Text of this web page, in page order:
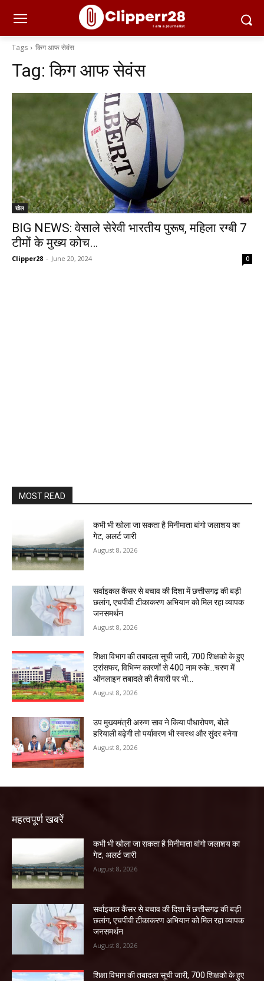
Tags किग आफ सेवंस
Tag:किग आफ सेवंस
खेल
BIG NEWS: वेसाले सेरेवी भारतीय पुरूष, महिला रग्बी 7
टीमों के मुख्य कोच…
Clipper28 - June 20, 2024 0
MOST READ
कभी भी खोला जा सकता है मिनीमाता बांगो जलाशय का
गेट, अलर्ट जारी
August 8, 2026
सर्वाइकल कैंसर से बचाव की दिशा में छत्तीसगढ़ की बड़ी
छलांग, एचपीवी टीकाकरण अभियान को मिल रहा व्यापक
जनसमर्थन
August 8, 2026
शिक्षा विभाग की तबादला सूची जारी, 700 शिक्षको के हुए
ट्रांसफर, विभिन्न कारणों से 400 नाम रुके…चरण में
ऑनलाइन तबादले की तैयारी पर भी...
August 8, 2026
उप मुख्यमंत्री अरुण साव ने किया पौधारोपण, बोले
हरियाली बढ़ेगी तो पर्यावरण भी स्वस्थ और सुंदर बनेगा
August 8, 2026
महत्वपूर्ण खबरें
कभी भी खोला जा सकता है मिनीमाता बांगो जलाशय का
गेट, अलर्ट जारी
August 8, 2026
सर्वाइकल कैंसर से बचाव की दिशा में छत्तीसगढ़ की बड़ी
छलांग, एचपीवी टीकाकरण अभियान को मिल रहा व्यापक
जनसमर्थन
August 8, 2026
शिक्षा विभाग की तबादला सूची जारी, 700 शिक्षको के हुए